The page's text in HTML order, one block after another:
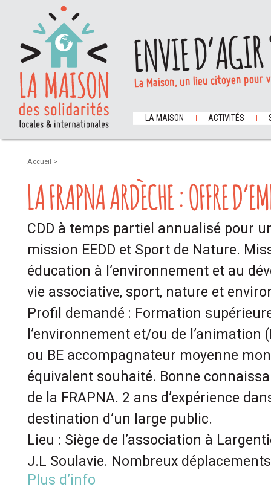
ENVIE
La Maison, un lieu citoyen
LA MAISON ACTIVITÉS
Accueil >
LA FRAPNA ARDÈCHE : OFFRE
CDD à temps partiel annualisé pour
mission EEDD et Sport de Nature.
éducation à l’environnement et au
vie associative, sport, nature et
Profil demandé : Formation
l’environnement et/ou de l’animation
ou BE accompagnateur moyenne
équivalent souhaité. Bonne
de la FRAPNA. 2 ans d’expérience
destination d’un large public.
Lieu : Siège de l’association à
J.L Soulavie. Nombreux
Plus d’info